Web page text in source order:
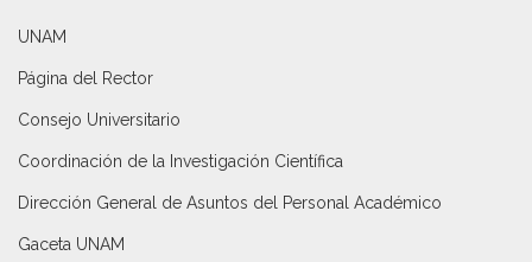
UNAM
Página del Rector
Consejo Universitario
Coordinación de la Investigación Científica
Dirección General de Asuntos del Personal Académico
Gaceta UNAM